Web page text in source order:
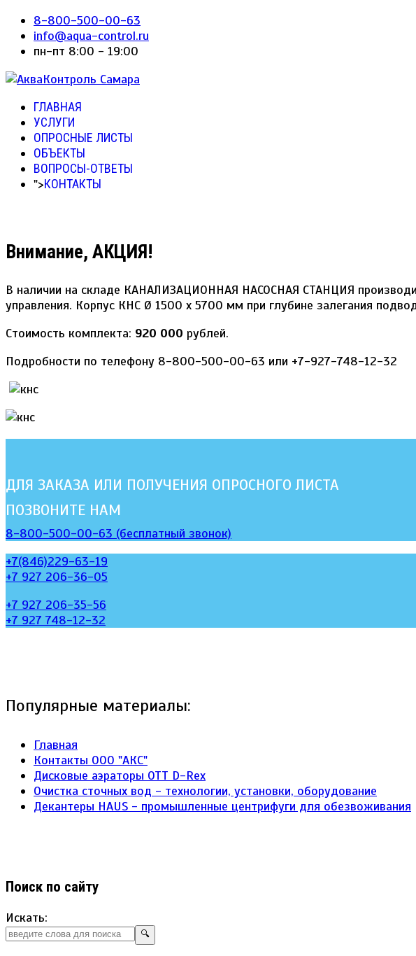
8-800-500-00-63
info@aqua-control.ru
пн-пт 8:00 - 19:00
ГЛАВНАЯ
УСЛУГИ
ОПРОСНЫЕ ЛИСТЫ
ОБЪЕКТЫ
ВОПРОСЫ-ОТВЕТЫ
">КОНТАКТЫ
Внимание, АКЦИЯ!
В наличии на складе КАНАЛИЗАЦИОННАЯ НАСОСНАЯ СТАНЦИЯ
управления. Корпус КНС Ø 1500 х 5700 мм при глубине залегания
Стоимость комплекта: 920 000 рублей.
Подробности по телефону 8-800-500-00-63 или +7-927-748-12-32
ДЛЯ ЗАКАЗА ИЛИ ПОЛУЧЕНИЯ ОПРОСНОГО ЛИСТА
ПОЗВОНИТЕ НАМ
8-800-500-00-63 (бесплатный звонок)
+7(846)229-63-19
+7 927 206-36-05
+7 927 206-35-56
+7 927 748-12-32
Популярные материалы:
Главная
Контакты ООО "АКС"
Дисковые аэраторы ОТТ D-Rex
Очистка сточных вод - технологии, установки, оборудование
Декантеры HAUS - промышленные центрифуги для обезвоживания
Поиск по сайту
Искать:
🔍